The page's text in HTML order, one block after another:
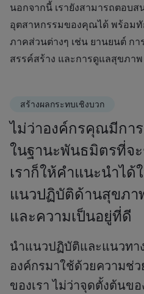
นอกจากนี้ เรายังสามารถตอบ
อุตสาหกรรมของคุณได้ พร้อม
ภาคส่วนต่างๆ เช่น ยานยนต์ ก
สรรค์สร้าง และการดูแลสุขภาพ
สร้างผลกระทบเชิงบวก
ไม่ว่าองค์กรคุณมีกา
ในฐานะพันธมิตรที่
เราก็ให้คำแนะนำได้
แนวปฏิบัติด้านสุขภา
และความเป็นอยู่ที่ดี
นำแนวปฏิบัติและแนวทา
องค์กรมาใช้ด้วยความช่
ของเรา ไม่ว่าจุดตั้งต้นข